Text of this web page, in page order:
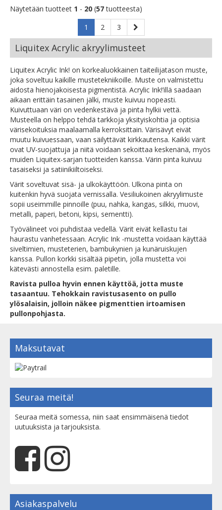
Näytetään tuotteet 1 - 20 (57tuotteesta)
1
2 3
Liquitex Acrylic akryylimusteet
Liquitex Acrylic Ink! on korkealuokkainen taiteilijatason muste,
joka soveltuu kaikille mustetekniikoille. Muste on valmistettu
aidosta hienojakoisesta pigmentistä. Acrylic Ink!’illä saadaan
aikaan erittäin tasainen jälki, muste kuivuu nopeasti.
Kuivuttuaan väri on vedenkestävä ja pinta hylkii vettä.
Musteella on helppo tehdä tarkkoja yksityiskohtia ja optisia
värisekoituksia maalaamalla kerroksittain. Värisävyt eivät
muutu kuivuessaan, vaan säilyttävät kirkkautensa. Kaikki värit
ovat UV-suojattuja ja niitä voidaan sekoittaa keskenänä, myös
muiden Liquitex-sarjan tuotteiden kanssa. Värin pinta kuivuu
tasaiseksi ja satiinikiiltoiseksi.
Värit soveltuvat sisä- ja ulkokäyttöön. Ulkona pinta on
kuitenkin hyvä suojata vernissalla. Vesiliukoinen akryylimuste
sopii useimmille pinnoille (puu, nahka, kangas, silkki, muovi,
metalli, paperi, betoni, kipsi, sementti).
Työvälineet voi puhdistaa vedellä. Värit eivät kellastu tai
haurastu vanhetessaan. Acrylic Ink -mustetta voidaan käyttää
siveltimien, musteterien, bambukynien ja kunäruiskujen
kanssa. Pullon korkki sisältää pipetin, jolla mustetta voi
kätevästi annostella esim. paletille.
Ravista pulloa hyvin ennen käyttöä, jotta muste
tasaantuu. Tehokkain ravistusasento on pullo
ylösalaisin, jolloin näkee pigmenttien irtoamisen
pullonpohjasta.
Maksutavat
Seuraa meitä!
Seuraa meitä somessa, niin saat ensimmäisenä tiedot
uutuuksista ja tarjouksista.
Asiakaspalvelu